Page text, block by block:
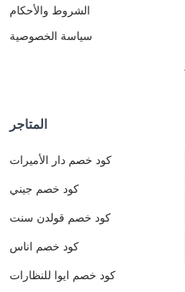
الشروط والأحكام
سياسة الخصوصية
المتاجر
كود خصم دار الأميرات
كود خصم جيني
كود خصم قولدن سنت
كود خصم اناس
كود خصم ايوا للنظارات